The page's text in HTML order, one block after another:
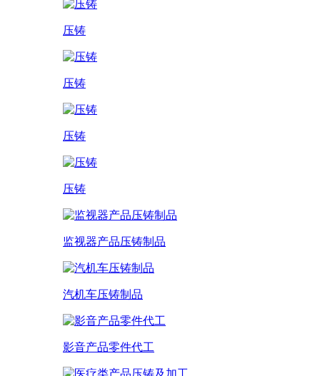
压铸
压铸
压铸
压铸
监视器产品压铸制品
汽机车压铸制品
影音产品零件代工